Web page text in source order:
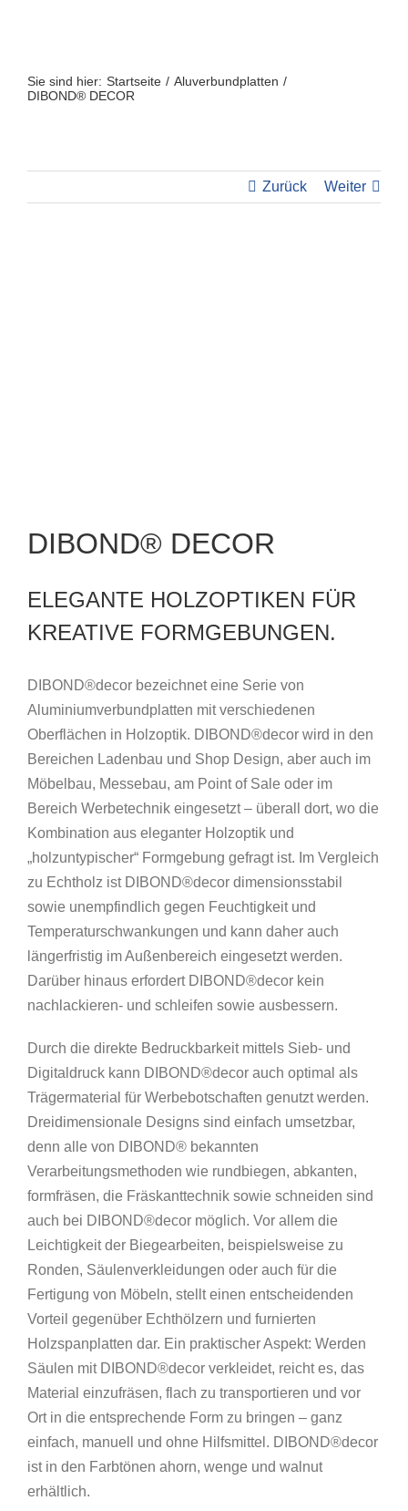
Sie sind hier: Startseite
Aluverbundplatten
DIBOND® DECOR
Zurück Weiter
DIBOND® DECOR
ELEGANTE HOLZOPTIKEN FÜR
KREATIVE FORMGEBUNGEN.
DIBOND®decor bezeichnet eine Serie von
Aluminiumverbundplatten mit verschiedenen
Oberflächen in Holzoptik. DIBOND®decor wird in den
Bereichen Ladenbau und Shop Design, aber auch im
Möbelbau, Messebau, am Point of Sale oder im
Bereich Werbetechnik eingesetzt – überall dort, wo die
Kombination aus eleganter Holzoptik und
„holzuntypischer“ Formgebung gefragt ist. Im Vergleich
zu Echtholz ist DIBOND®decor dimensionsstabil
sowie unempfindlich gegen Feuchtigkeit und
Temperaturschwankungen und kann daher auch
längerfristig im Außenbereich eingesetzt werden.
Darüber hinaus erfordert DIBOND®decor kein
nachlackieren- und schleifen sowie ausbessern.
Durch die direkte Bedruckbarkeit mittels Sieb- und
Digitaldruck kann DIBOND®decor auch optimal als
Trägermaterial für Werbebotschaften genutzt werden.
Dreidimensionale Designs sind einfach umsetzbar,
denn alle von DIBOND® bekannten
Verarbeitungsmethoden wie rundbiegen, abkanten,
formfräsen, die Fräskanttechnik sowie schneiden sind
auch bei DIBOND®decor möglich. Vor allem die
Leichtigkeit der Biegearbeiten, beispielsweise zu
Ronden, Säulenverkleidungen oder auch für die
Fertigung von Möbeln, stellt einen entscheidenden
Vorteil gegenüber Echthölzern und furnierten
Holzspanplatten dar. Ein praktischer Aspekt: Werden
Säulen mit DIBOND®decor verkleidet, reicht es, das
Material einzufräsen, flach zu transportieren und vor
Ort in die entsprechende Form zu bringen – ganz
einfach, manuell und ohne Hilfsmittel. DIBOND®decor
ist in den Farbtönen ahorn, wenge und walnut
erhältlich.